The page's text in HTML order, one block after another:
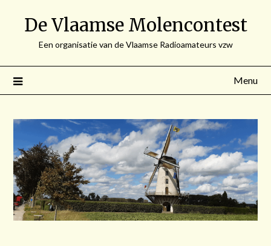
De Vlaamse Molencontest
Een organisatie van de Vlaamse Radioamateurs vzw
Menu